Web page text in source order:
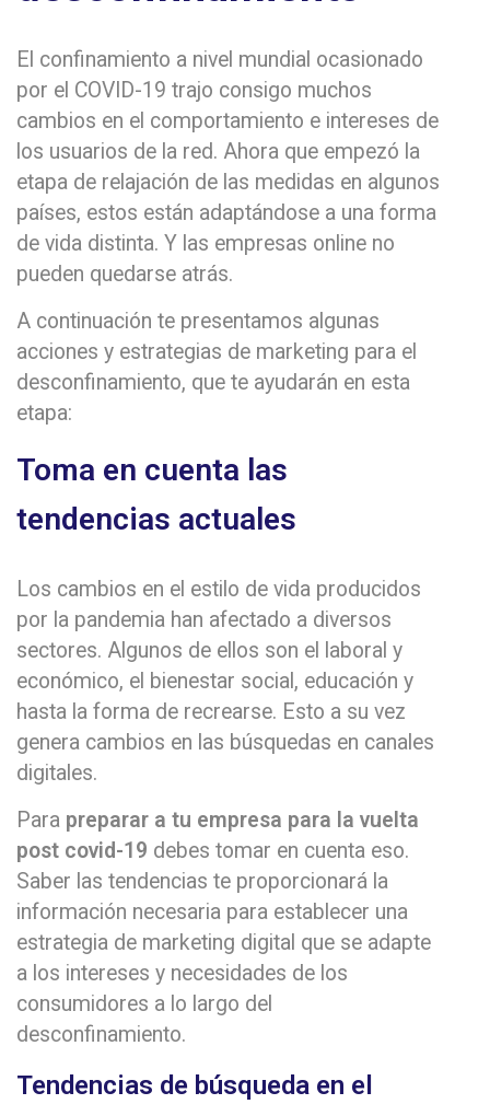
El confinamiento a nivel mundial ocasionado
por el COVID-19 trajo consigo muchos
cambios en el comportamiento e intereses de
los usuarios de la red. Ahora que empezó la
etapa de relajación de las medidas en algunos
países, estos están adaptándose a una forma
de vida distinta. Y las empresas online no
pueden quedarse atrás.
A continuación te presentamos algunas
acciones y estrategias de marketing para el
desconfinamiento, que te ayudarán en esta
etapa:
Toma en cuenta las
tendencias actuales
Los cambios en el estilo de vida producidos
por la pandemia han afectado a diversos
sectores. Algunos de ellos son el laboral y
económico, el bienestar social, educación y
hasta la forma de recrearse. Esto a su vez
genera cambios en las búsquedas en canales
digitales.
Para preparar a tu empresa para la vuelta
post covid-19 debes tomar en cuenta eso.
Saber las tendencias te proporcionará la
información necesaria para establecer una
estrategia de marketing digital que se adapte
a los intereses y necesidades de los
consumidores a lo largo del
desconfinamiento.
Tendencias de búsqueda en el